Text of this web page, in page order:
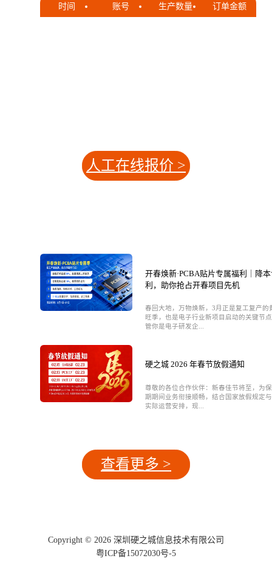
时间 账号 生产数量 订单金额
人工在线报价 >
开春焕新·PCBA贴片专属福利｜降
利，助你抢占开春项目先机
春回大地，万物焕新，3月正是复工复产的
旺季，也是电子行业新项目启动的关键节
管你是电子研发企...
硬之城 2026 年春节放假通知
尊敬的各位合作伙伴：新春佳节将至，为
期期间业务衔接顺畅，结合国家放假规定
实际运营安排，现...
查看更多 >
Copyright © 2026 深圳硬之城信息技术有限公司
粤ICP备15072030号-5